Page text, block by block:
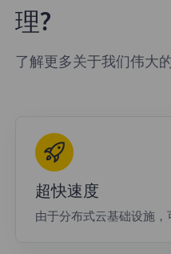
理?
了解更多关于我们伟大
超快速度
由于分布式云基础设施，